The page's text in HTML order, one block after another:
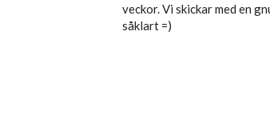
veckor. Vi skickar med en
såklart =)